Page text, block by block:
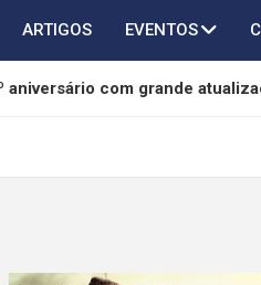
ARTIGOS EVENTOS
aniversário com grande